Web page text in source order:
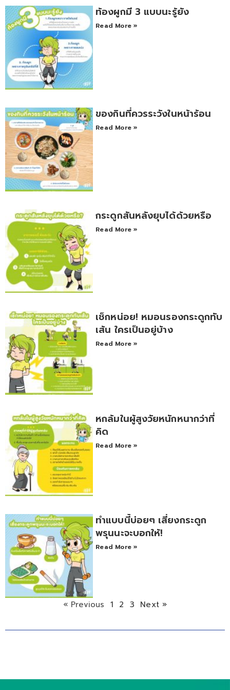
ท้องผูกมี 3 แบบนะรู้ยัง
Read More »
ของกินที่ควรระวังในหน้าร้อน
Read More »
กระดูกสันหลังยุบได้ด้วยหรือ
Read More »
เช็กหน่อย! หมอนรองกระดูกทับ
เส้น ใครเป็นอยู่บ้าง
Read More »
หกล้มในผู้สูงวัยหนักหนากว่าที่
คิด
Read More »
ทำแบบนี้บ่อยๆ เสี่ยงกระดูก
พรุนนะจะบอกให้!
Read More »
« Previous 1 2 3 Next »